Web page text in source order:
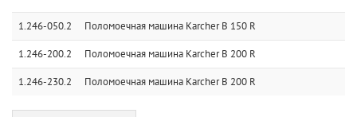
1.246-050.2 Поломоечная машина Karcher B 150 R
1.246-200.2 Поломоечная машина Karcher B 200 R
1.246-230.2 Поломоечная машина Karcher B 200 R